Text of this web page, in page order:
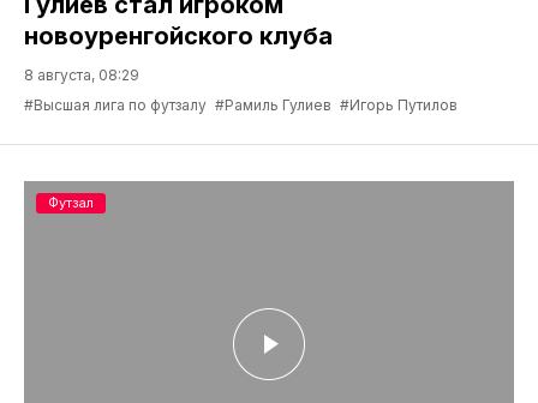
новоуренгойского клуба
8 августа, 08:29
#Высшая лига по футзалу #Рамиль Гулиев #Игорь Путилов
Футзал